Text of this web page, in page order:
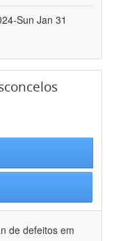
Sun Jan 31
de defeitos em